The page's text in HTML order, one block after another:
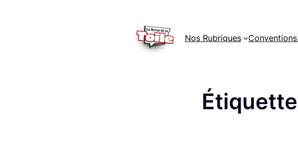
Nos Rubriques